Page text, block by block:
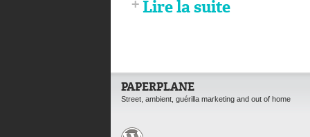
Lire la suite
PAPERPLANE
Street, ambient, guérilla marketing and out of home